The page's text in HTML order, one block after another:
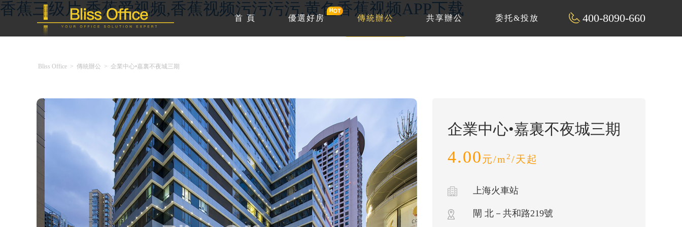
香蕉三级片,香蕉爱视频,香蕉视频污污污污,黄色香蕉视频APP下载
400-8090-660
首 頁 優選好房 傳統辦公 共享辦公 委托&投放
Bliss Office > 傳統辦公 > 企業中心•嘉裏不夜城三期
企業中心•嘉裏不夜城三期
4.00元/m 2/天起
上海火車站
閘 北－共和路219號